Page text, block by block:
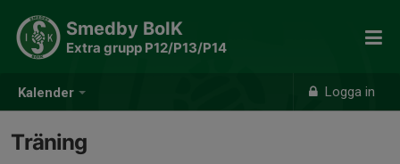
Kalender Logga in
Smedby BoIK
Extra grupp P12/P13/P14
Träning